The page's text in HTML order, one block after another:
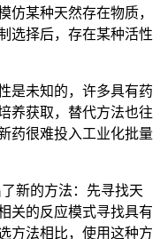
仿某种天然存在物质，
选择后，存在某种活性
未知的，许多具有药
养获取，替代方法也往
药很难投入工业化批量
新的方法：先寻找天
关的反应模式寻找具有
方法相比，使用这种方